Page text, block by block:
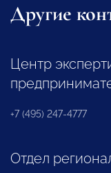
Другие
Центр
+7 (495) 247-4777
Отдел